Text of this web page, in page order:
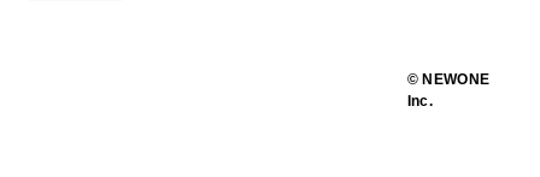
© NEWONE
Inc.